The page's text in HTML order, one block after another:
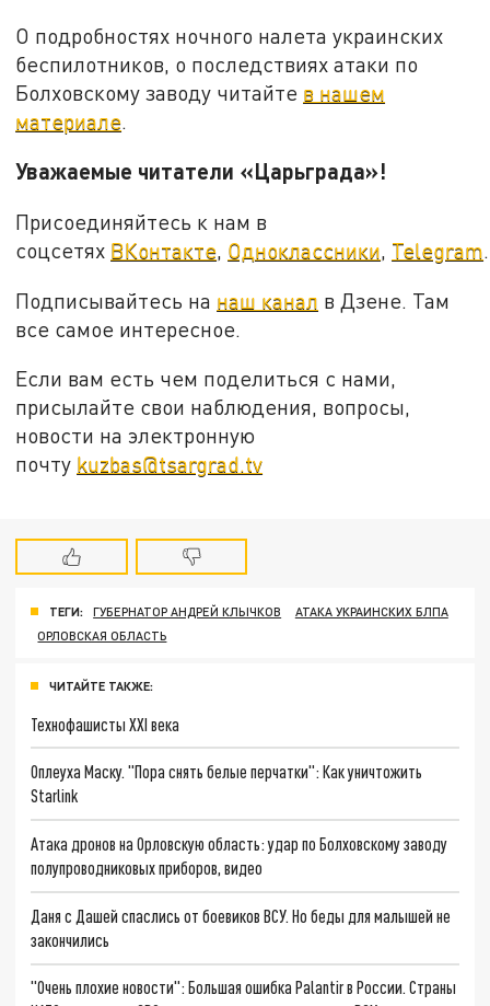
О подробностях ночного налета украинских
беспилотников, о последствиях атаки по
Болховскому заводу читайте в нашем
материале
Уважаемые читатели «Царьграда»!
Присоединяйтесь к нам в
соцсетях ВКонтакте, Одноклассники, Telegram.
Подписывайтесь на наш канал в Дзене. Там
все самое интересное.
Если вам есть чем поделиться с нами,
присылайте свои наблюдения, вопросы,
новости на электронную
почту kuzbas@tsargrad.tv
ТЕГИ: ГУБЕРНАТОР АНДРЕЙ КЛЫЧКОВ
АТАКА УКРАИНСКИХ БЛПА
ОРЛОВСКАЯ ОБЛАСТЬ
ЧИТАЙТЕ ТАКЖЕ:
Технофашисты XXI века
Оплеуха Маску. "Пора снять белые перчатки": Как уничтожить
Starlink
Атака дронов на Орловскую область: удар по Болховскому заводу
полупроводниковых приборов, видео
Даня с Дашей спаслись от боевиков ВСУ. Но беды для малышей не
закончились
"Очень плохие новости": Большая ошибка Palantir в России. Страны